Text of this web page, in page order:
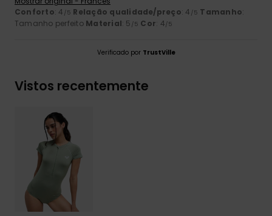
Conforto: 4 /5 Relação qualidade/preço: 4 /5 Tamanho:
Tamanho perfeito Material: 5 /5 Cor: 4/5
Verificado por TrustVille
Vistos recentemente